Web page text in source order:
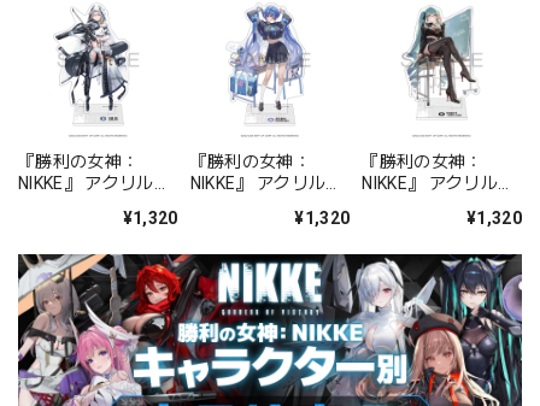
『勝利の女神：
NIKKE』 アクリルス
¥1,320
『勝利の女神：
NIKKE』 アクリルス
ォーチュンメイト
¥1,320
『勝利の女神：
NIKKE』 アクリルス
シャープレッスン
¥1,320